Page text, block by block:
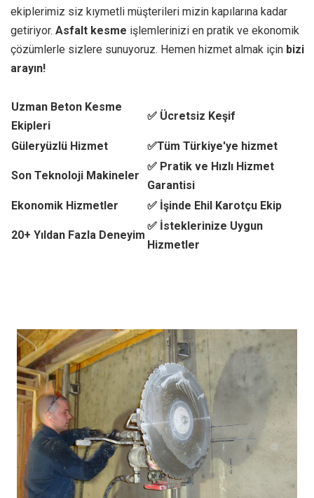
ekiplerimiz siz kıymetli müşterileri mizin kapılarına kadar
getiriyor. Asfalt kesme işlemlerinizi en pratik ve ekonomik
çözümlerle sizlere sunuyoruz. Hemen hizmet almak için bizi
arayın!
Uzman Beton Kesme
Ekipleri
✅ Ücretsiz Keşif
Güleryüzlü Hizmet ✅Tüm Türkiye'ye hizmet
Son Teknoloji Makineler
✅ Pratik ve Hızlı Hizmet
Garantisi
Ekonomik Hizmetler
✅ İşinde Ehil Karotçu Ekip
20+ Yıldan Fazla Deneyim
✅ İsteklerinize Uygun
Hizmetler